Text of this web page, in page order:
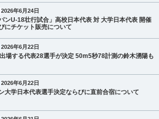
2026年6月24日
パンU-18壮行試合」高校日本代表 対 大学日本代表 開催
にチケット販売について
2026年6月22日
場する代表28選手が決定 50m5秒78計測の鈴木湧陽も
2026年6月22日
大学日本代表選手決定ならびに直前合宿について